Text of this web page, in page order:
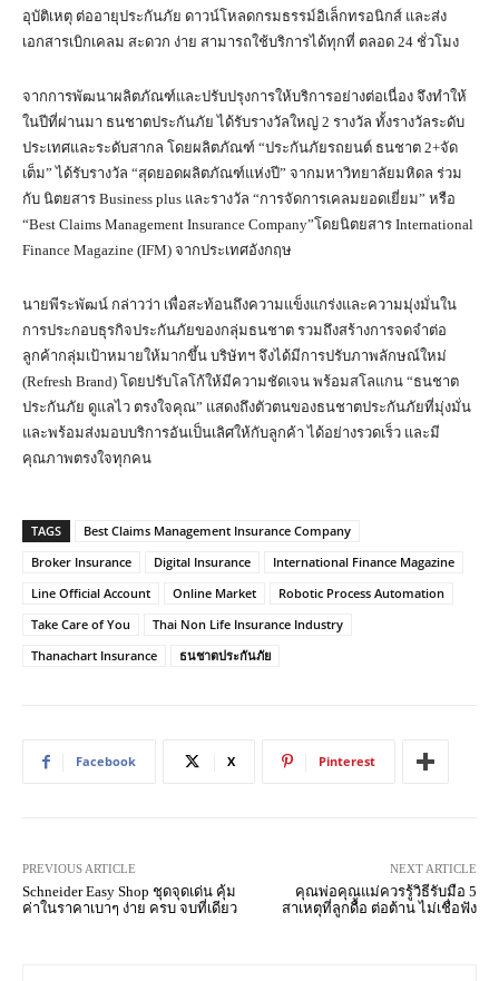
อุบัติเหตุ ต่ออายุประกันภัย ดาวน์โหลดกรมธรรม์อิเล็กทรอนิกส์ และส่ง
เอกสารเบิกเคลม สะดวก ง่าย สามารถใช้บริการได้ทุกที่ ตลอด 24 ชั่วโมง
จากการพัฒนาผลิตภัณฑ์และปรับปรุงการให้บริการอย่างต่อเนื่อง จึงทำให้
ในปีที่ผ่านมา ธนชาตประกันภัย ได้รับรางวัลใหญ่ 2 รางวัล ทั้งรางวัลระดับ
ประเทศและระดับสากล โดยผลิตภัณฑ์ “ประกันภัยรถยนต์ ธนชาต 2+จัด
เต็ม” ได้รับรางวัล “สุดยอดผลิตภัณฑ์แห่งปี” จากมหาวิทยาลัยมหิดล ร่วม
กับ นิตยสาร Business plus และรางวัล “การจัดการเคลมยอดเยี่ยม” หรือ
“Best Claims Management Insurance Company”โดยนิตยสาร International
Finance Magazine (IFM) จากประเทศอังกฤษ
นายพีระพัฒน์ กล่าวว่า เพื่อสะท้อนถึงความแข็งแกร่งและความมุ่งมั่นใน
การประกอบธุรกิจประกันภัยของกลุ่มธนชาต รวมถึงสร้างการจดจำต่อ
ลูกค้ากลุ่มเป้าหมายให้มากขึ้น บริษัทฯ จึงได้มีการปรับภาพลักษณ์ใหม่
(Refresh Brand) โดยปรับโลโก้ให้มีความชัดเจน พร้อมสโลแกน “ธนชาต
ประกันภัย ดูแลไว ตรงใจคุณ” แสดงถึงตัวตนของธนชาตประกันภัยที่มุ่งมั่น
และพร้อมส่งมอบบริการอันเป็นเลิศให้กับลูกค้า ได้อย่างรวดเร็ว และมี
คุณภาพตรงใจทุกคน
TAGS
Best Claims Management Insurance Company
Broker Insurance
Digital Insurance
International Finance Magazine
Line Official Account
Online Market
Robotic Process Automation
Take Care of You
Thai Non Life Insurance Industry
Thanachart Insurance
ธนชาตประกันภัย
Facebook X Pinterest
PREVIOUS ARTICLE
Schneider Easy Shop ชุดจุดเด่น คุ้ม
ค่าในราคาเบาๆ ง่าย ครบ จบที่เดียว
NEXT ARTICLE
คุณพ่อคุณแม่ควรรู้วิธีรับมือ 5
สาเหตุที่ลูกดื้อ ต่อต้าน ไม่เชื่อฟัง